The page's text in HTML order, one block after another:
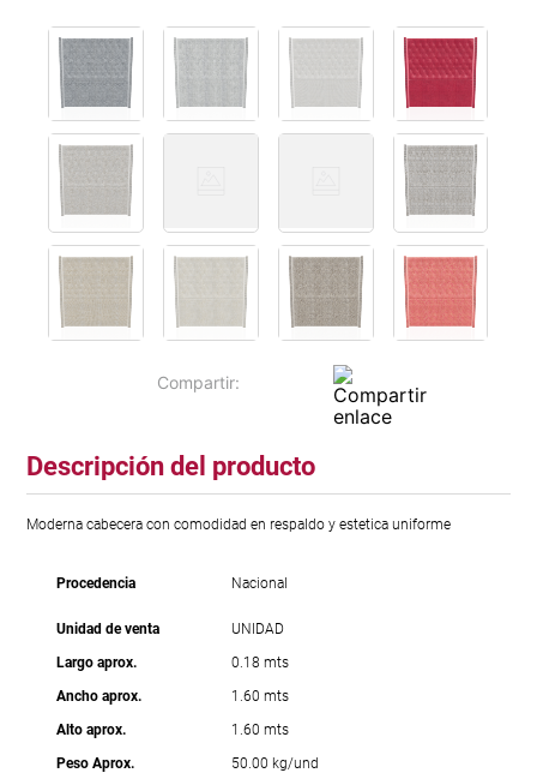
Descripción del producto
Moderna cabecera con comodidad en respaldo y estetica uniforme
Procedencia Nacional
Unidad de venta
UNIDAD
Largo aprox.
0.18 mts
Ancho aprox.
1.60 mts
Alto aprox.
1.60 mts
Peso Aprox.
50.00 kg/und